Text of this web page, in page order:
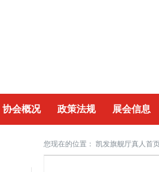
协会概况 政策法规 展会信息
您现在的位置： 凯发旗舰厅真人首